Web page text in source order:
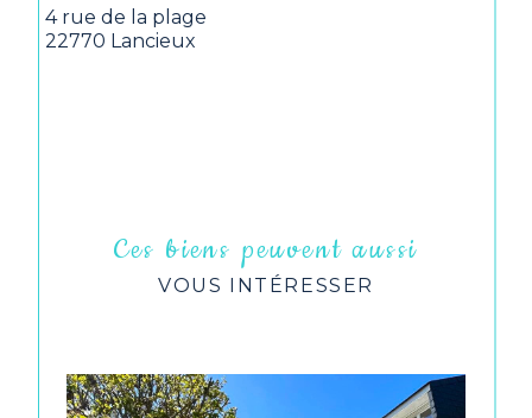
4 rue de la plage
22770 Lancieux
Ces biens peuvent aussi
VOUS INTÉRESSER